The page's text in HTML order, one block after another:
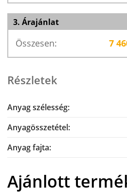
3. Árajánlat
Összesen: 7
Részletek
Anyag szélesség:
Anyagösszetétel:
Anyag fajta:
Ajánlott